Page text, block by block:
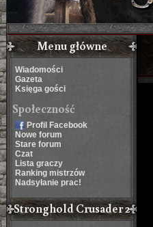
Menu główne
Wiadomości
Gazeta
Księga gości
Społeczność
Profil Facebook
Nowe forum
Stare forum
Czat
Lista graczy
Ranking mistrzów
Nadsyłanie prac!
Stronghold Crusader 2